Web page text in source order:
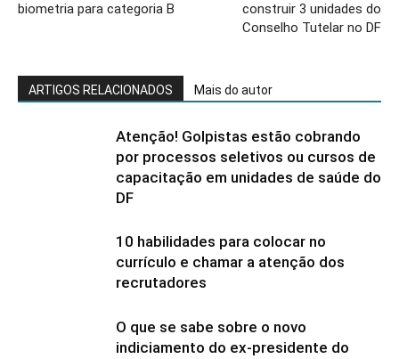
biometria para categoria B
construir 3 unidades do
Conselho Tutelar no DF
ARTIGOS RELACIONADOS Mais do autor
Atenção! Golpistas estão cobrando
por processos seletivos ou cursos de
capacitação em unidades de saúde do
DF
10 habilidades para colocar no
currículo e chamar a atenção dos
recrutadores
O que se sabe sobre o novo
indiciamento do ex-presidente do